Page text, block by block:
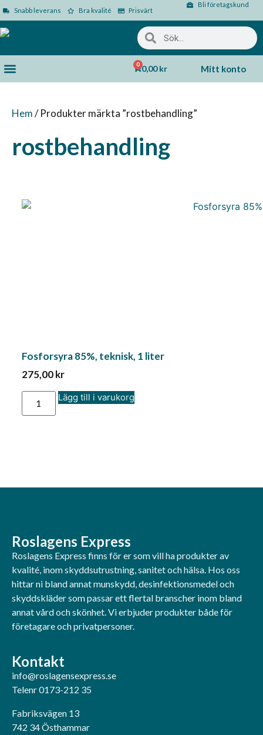
Snabb leverans Bra kvalité Prisvärt
Bli företagskund
0,00kr
0 Mitt konto
Hem/ Produkter märkta ”rostbehandling”
rostbehandling
Fosforsyra 85%, teknisk, 1 liter
275,00kr
Lägg till i varukorg
Roslagens Express
Roslagens Express finns för er som vill ha produkter av
kvalité, inom skyddsutrustning, sanitet och hälsa. Hos oss
hittar ni bland annat munskydd, desinfektionsmedel och
skyddskläder som passar ett flertal branscher inom bland
annat vård och skönhet. Vi erbjuder produkter både för
företagare och privatpersoner.
Kontakt
info@roslagensexpress.se
Telenr 0173-212 35
Fabriksvägen 13
742 34 Östhammar